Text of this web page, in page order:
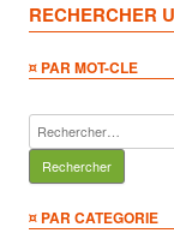
RECHERCHER
¤ PAR MOT-CLE
Rechercher :
¤ PAR CATEGORIE